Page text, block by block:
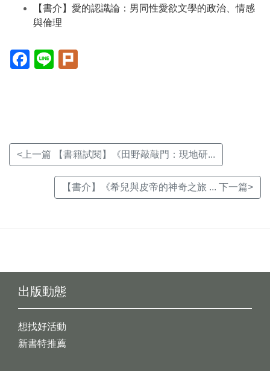
【書介】愛的認識論：男同性愛欲文學的政治、情感
與倫理
Facebook(另
開
Line(另
開
<上一篇 【書籍試閱】《田野敲敲門：現地研...
【書介】《希兒與皮帝的神奇之旅 ... 下一篇>
出版動態
想找好活動
新書特推薦